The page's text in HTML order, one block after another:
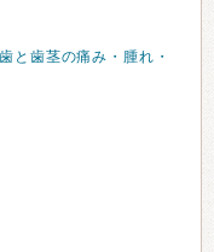
歯と歯茎の痛み・腫れ・